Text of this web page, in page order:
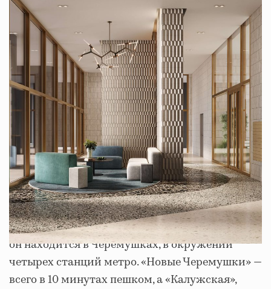
Одно из главных преимуществNametkin Tower
для резидентов — это мобильность:
он находится в Черемушках, в окружении
четырех станций метро. «Новые Черемушки» —
всего в 10 минутах пешком, а «Калужская»,